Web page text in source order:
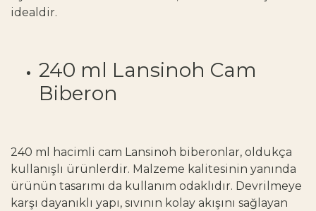
idealdir.
240 ml Lansinoh Cam
Biberon
240 ml hacimli cam Lansinoh biberonlar, oldukça
kullanışlı ürünlerdir. Malzeme kalitesinin yanında
ürünün tasarımı da kullanım odaklıdır. Devrilmeye
karşı dayanıklı yapı, sıvının kolay akışını sağlayan